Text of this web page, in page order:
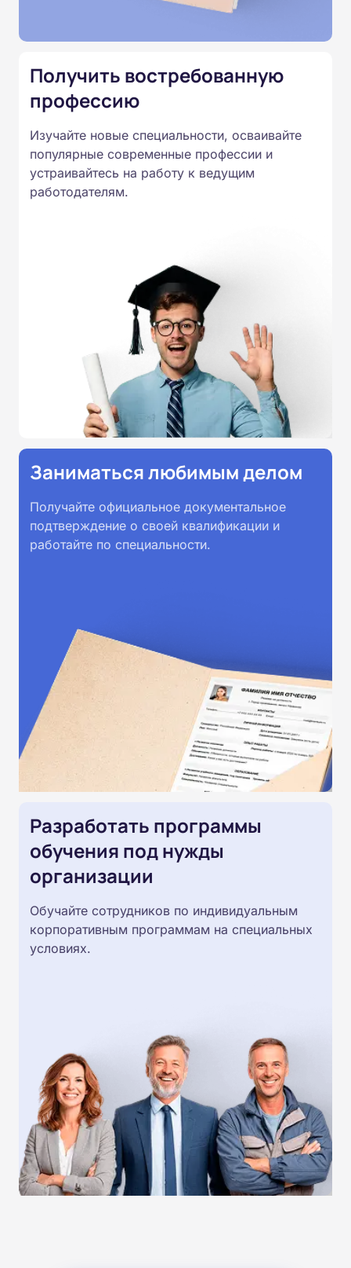
Подготовка ведется по всем
России от 14.07.2023 N 534 в
соответствии с Федеральными
образовательными стандартами
профессионального образования.
Удостоверения и дипломы о
Получить востребованную
профессию
Изучайте новые специальности, осваивайте
популярные современные профессии и
устраивайтесь на работу к ведущим
работодателям.
Заниматься любимым делом
Получайте официальное документальное
подтверждение о своей квалификации и
работайте по специальности.
Разработать программы
обучения под нужды
организации
Обучайте сотрудников по индивидуальным
корпоративным программам на специальных
условиях.